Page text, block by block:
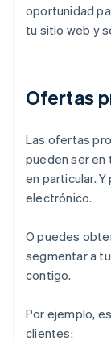
oportunidad
tu sitio web y
Ofertas
Las ofertas
pueden ser en
en particular.
electrónico.
O puedes
segmentar a
contigo.
Por ejemplo,
clientes: